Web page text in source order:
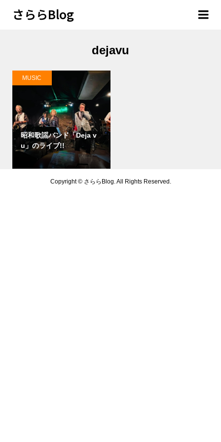
さららBlog
dejavu
昭和歌謡バンド「Deja v
u」のライブ!!
MUSIC
Copyright ©さららBlog. All Rights Reserved.